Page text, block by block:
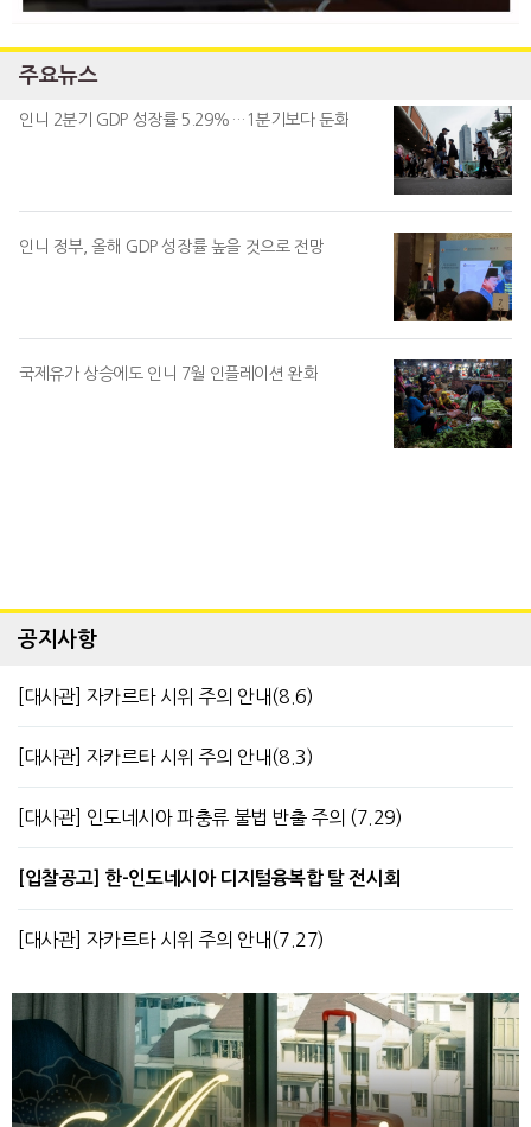
주요뉴스
인니 2분기 GDP 성장률 5.29%…1분기보다 둔화
인니 정부, 올해 GDP 성장률 높을 것으로 전망
국제유가 상승에도 인니 7월 인플레이션 완화
공지사항
[대사관] 자카르타 시위 주의 안내(8.6)
[대사관] 자카르타 시위 주의 안내(8.3)
[대사관] 인도네시아 파충류 불법 반출 주의 (7.29)
[입찰공고] 한-인도네시아 디지털융복합 탈 전시회
[대사관] 자카르타 시위 주의 안내(7.27)